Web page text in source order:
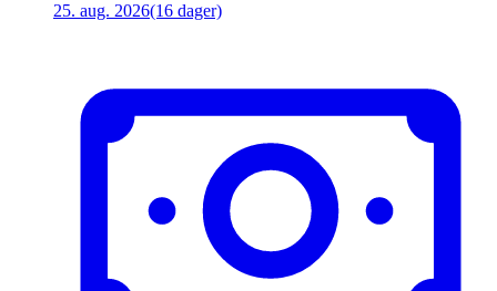
25. aug. 2026(16 dager)